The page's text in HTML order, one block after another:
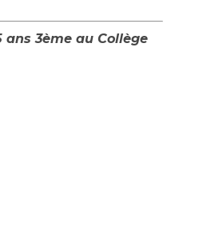
ans 3ème au Collège